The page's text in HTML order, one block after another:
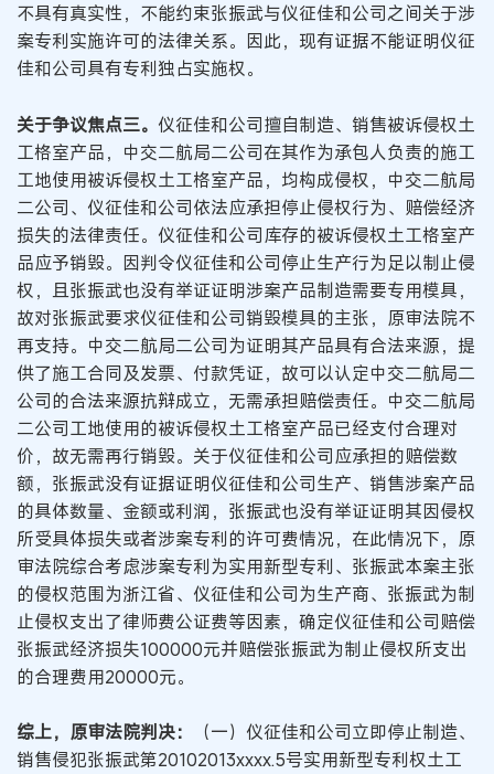
不具有真实性，不能约束张振武与仪征佳和公司之间关于涉
案专利实施许可的法律关系。因此，现有证据不能证明仪征
佳和公司具有专利独占实施权。
关于争议焦点三。 仪征佳和公司擅自制造、销售被诉侵权土
工格室产品，中交二航局二公司在其作为承包人负责的施工
工地使用被诉侵权土工格室产品，均构成侵权，中交二航局
二公司、仪征佳和公司依法应承担停止侵权行为、赔偿经济
损失的法律责任。仪征佳和公司库存的被诉侵权土工格室产
品应予销毁。因判令仪征佳和公司停止生产行为足以制止侵
权，且张振武也没有举证证明涉案产品制造需要专用模具，
故对张振武要求仪征佳和公司销毁模具的主张，原审法院不
再支持。中交二航局二公司为证明其产品具有合法来源，提
供了施工合同及发票、付款凭证，故可以认定中交二航局二
公司的合法来源抗辩成立，无需承担赔偿责任。中交二航局
二公司工地使用的被诉侵权土工格室产品已经支付合理对
价，故无需再行销毁。关于仪征佳和公司应承担的赔偿数
额，张振武没有证据证明仪征佳和公司生产、销售涉案产品
的具体数量、金额或利润，张振武也没有举证证明其因侵权
所受具体损失或者涉案专利的许可费情况，在此情况下，原
审法院综合考虑涉案专利为实用新型专利、张振武本案主张
的侵权范围为浙江省、仪征佳和公司为生产商、张振武为制
止侵权支出了律师费公证费等因素，确定仪征佳和公司赔偿
张振武经济损失100000元并赔偿张振武为制止侵权所支出
的合理费用20000元。
综上，原审法院判决：
（一）仪征佳和公司立即停止制造、
销售侵犯张振武第20102013xxxx.5号实用新型专利权土工